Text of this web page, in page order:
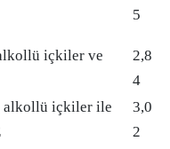
5
içkiler ve
2,8
4
alkollü içkiler ile
3,0
2